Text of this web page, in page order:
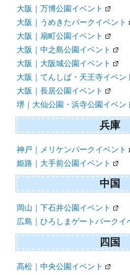
大阪｜万博公園イベント
大阪｜うめきたパークイベント
大阪｜扇町公園イベント
大阪｜中之島公園イベント
大阪｜大阪城公園イベント
大阪｜てんしば・天王寺イベン
大阪｜長居公園イベント
堺｜大仙公園・浜寺公園イベン
兵庫
神戸｜メリケンパークイベント
姫路｜大手前公園イベント
中国
岡山｜下石井公園イベント
広島｜ひろしまゲートパークイ
四国
高松｜中央公園イベント